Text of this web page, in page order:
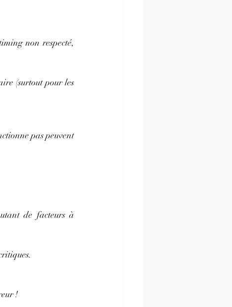
non respecté,
(surtout pour les
pas peuvent
de facteurs à
!